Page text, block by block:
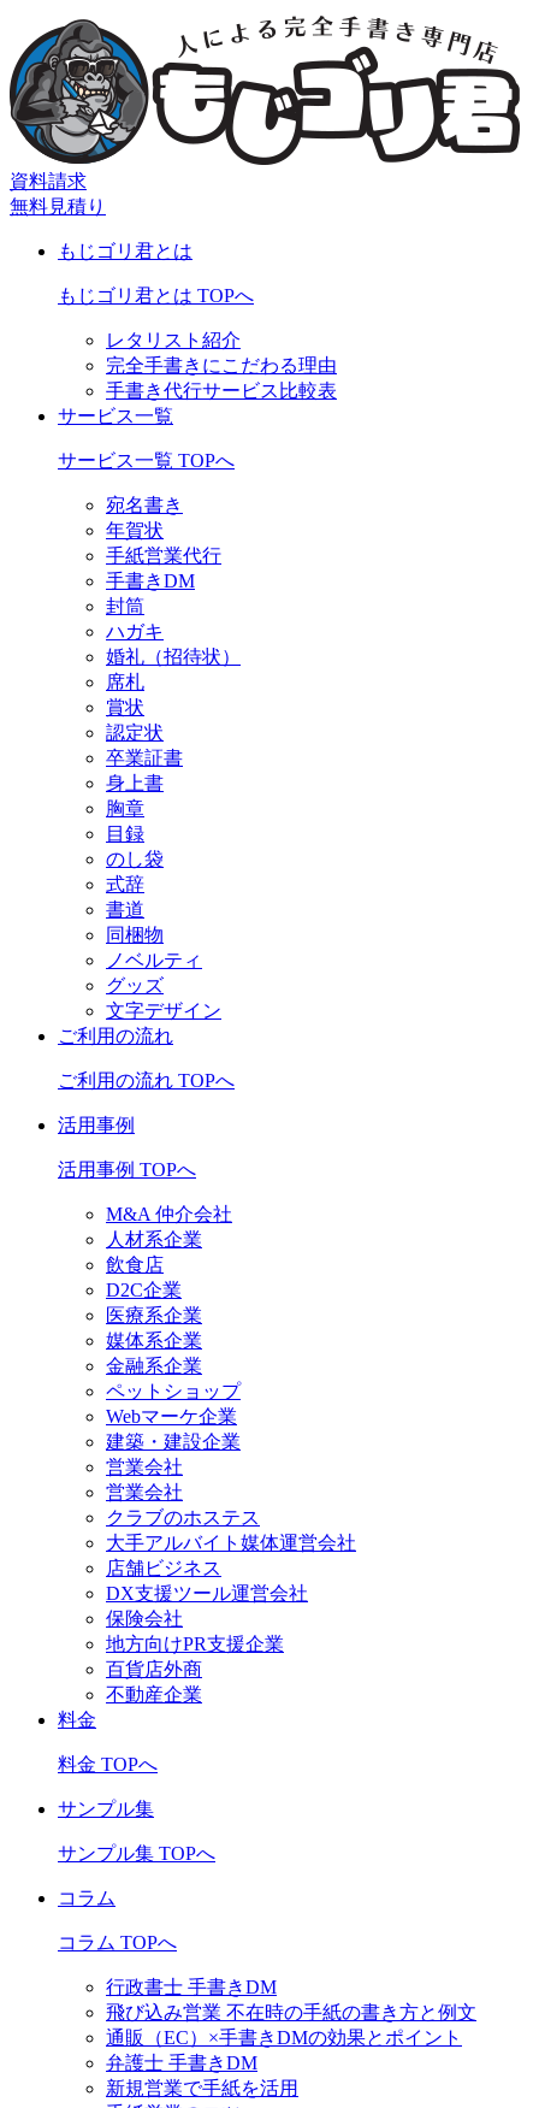
資料請求
無料見積り
もじゴリ君とは
もじゴリ君とは TOPへ
レタリスト紹介
完全手書きにこだわる理由
手書き代行サービス比較表
サービス一覧
サービス一覧 TOPへ
宛名書き
年賀状
手紙営業代行
手書きDM
封筒
ハガキ
婚礼（招待状）
席札
賞状
認定状
卒業証書
身上書
胸章
目録
のし袋
式辞
書道
同梱物
ノベルティ
グッズ
文字デザイン
ご利用の流れ
ご利用の流れ TOPへ
活用事例
活用事例 TOPへ
M&A 仲介会社
人材系企業
飲食店
D2C企業
医療系企業
媒体系企業
金融系企業
ペットショップ
Webマーケ企業
建築・建設企業
営業会社
営業会社
クラブのホステス
大手アルバイト媒体運営会社
店舗ビジネス
DX支援ツール運営会社
保険会社
地方向けPR支援企業
百貨店外商
不動産企業
料金
料金 TOPへ
サンプル集
サンプル集 TOPへ
コラム
コラム TOPへ
行政書士 手書きDM
飛び込み営業 不在時の手紙の書き方と例文
通販（EC）×手書きDMの効果とポイント
弁護士 手書きDM
新規営業で手紙を活用